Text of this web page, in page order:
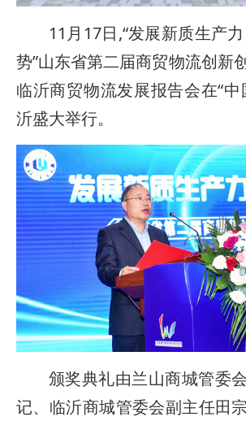
11月17日,“发展新质生产
势”山东省第二届商贸物流创新
临沂商贸物流发展报告会在“中
沂盛大举行。
颁奖典礼由兰山商城管委
记、临沂商城管委会副主任田